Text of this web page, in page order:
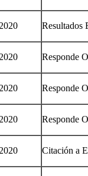
Resultados
Responde
Responde
Responde
Citación a